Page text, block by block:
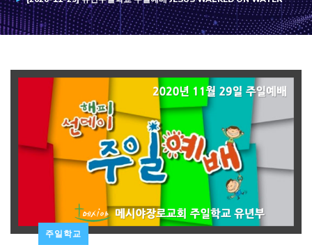
주일학교